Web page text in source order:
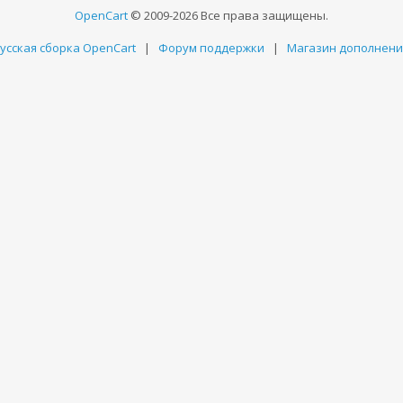
OpenCart © 2009-2026 Все права защищены.
сборка OpenCart | Форум поддержки | Магазин